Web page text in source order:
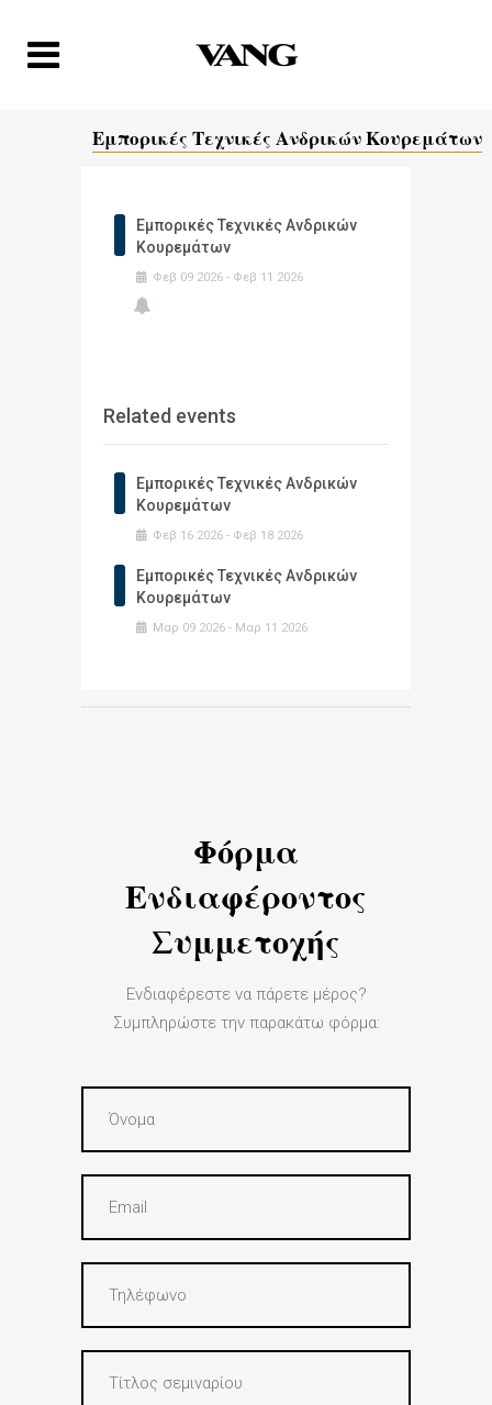
Εμπορικές Τεχνικές Ανδρικών Κουρεμάτων
Εμπορικές Τεχνικές Ανδρικών
Κουρεμάτων
Φεβ 09 2026 - Φεβ 11 2026
Related events
Εμπορικές Τεχνικές Ανδρικών
Κουρεμάτων
Φεβ 16 2026 - Φεβ 18 2026
Εμπορικές Τεχνικές Ανδρικών
Κουρεμάτων
Μαρ 09 2026 - Μαρ 11 2026
Φόρμα
Ενδιαφέροντος
Συμμετοχής
Ενδιαφέρεστε να πάρετε μέρος?
Συμπληρώστε την παρακάτω φόρμα: